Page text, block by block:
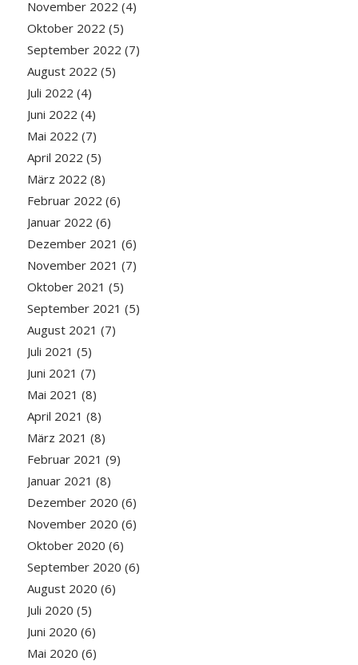
November 2022 (4)
Oktober 2022 (5)
September 2022 (7)
August 2022 (5)
Juli 2022 (4)
Juni 2022 (4)
Mai 2022 (7)
April 2022 (5)
März 2022 (8)
Februar 2022 (6)
Januar 2022 (6)
Dezember 2021 (6)
November 2021 (7)
Oktober 2021 (5)
September 2021 (5)
August 2021 (7)
Juli 2021 (5)
Juni 2021 (7)
Mai 2021 (8)
April 2021 (8)
März 2021 (8)
Februar 2021 (9)
Januar 2021 (8)
Dezember 2020 (6)
November 2020 (6)
Oktober 2020 (6)
September 2020 (6)
August 2020 (6)
Juli 2020 (5)
Juni 2020 (6)
Mai 2020 (6)